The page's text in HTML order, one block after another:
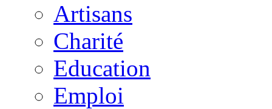
Artisans
Charité
Education
Emploi